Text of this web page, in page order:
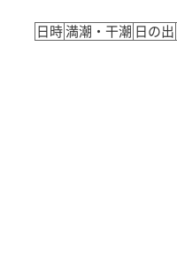
日時満潮・干潮 日の出